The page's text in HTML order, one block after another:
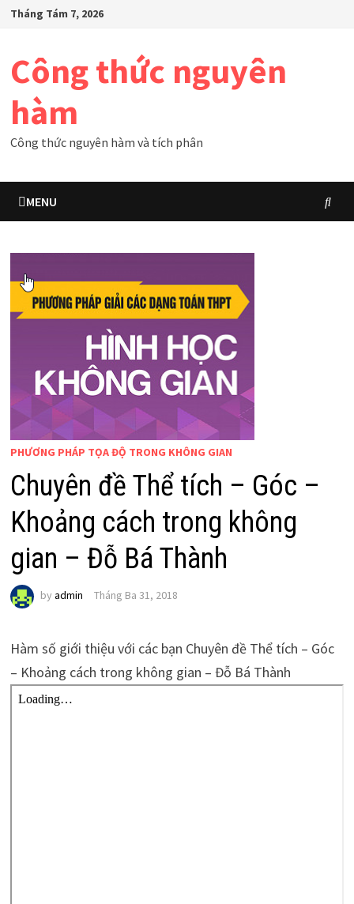
SkipTháng Tám 7, 2026
Công thức nguyên
hàm
Công thức nguyên hàm và tích phân
MENU
PHƯƠNG PHÁP TỌA ĐỘ TRONG KHÔNG GIAN
Chuyên đề Thể tích – Góc –
Khoảng cách trong không
gian – Đỗ Bá Thành
by admin Tháng Ba 31, 2018
Hàm số giới thiệu với các bạn Chuyên đề Thể tích – Góc
– Khoảng cách trong không gian – Đỗ Bá Thành